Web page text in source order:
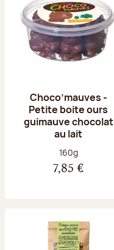
Choco’mauves -
Petite boite ours
guimauve chocolat
au lait
Poids net :
160g
7,85 €